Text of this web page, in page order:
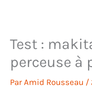
Test :
perceuse à
ParAmid Rousseau /